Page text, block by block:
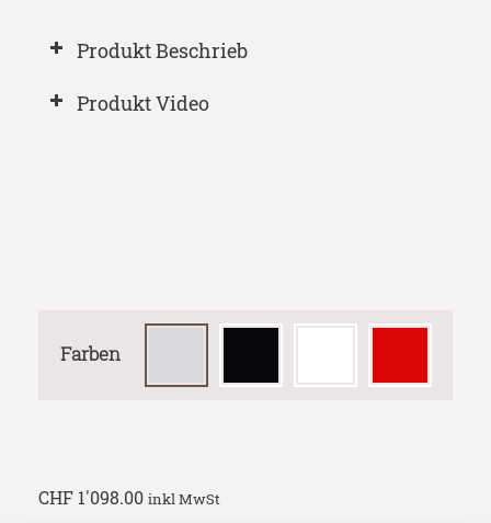
Produkt Beschrieb
Produkt Video
Farben
CHF1'098.00 inkl MwSt